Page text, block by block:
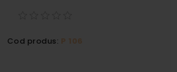
Cod produs: P 106